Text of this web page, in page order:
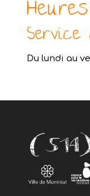
Du lundi au